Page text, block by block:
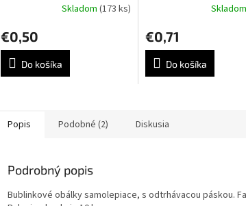
Skladom (173 ks)
€0,50
Do košíka
Skladom
€0,71
Do košíka
Popis Podobné (2) Diskusia
Podrobný popis
Bublinkové obálky samolepiace, s odtrhávacou páskou.